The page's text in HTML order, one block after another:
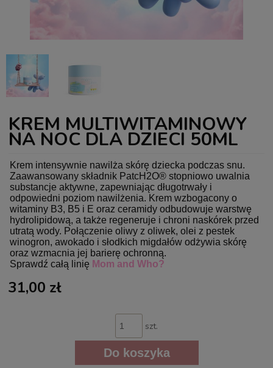
KREM MULTIWITAMINOWY
NA NOC DLA DZIECI 50ML
Krem intensywnie nawilża skórę dziecka podczas snu.
Zaawansowany składnik PatcH2O® stopniowo uwalnia
substancje aktywne, zapewniając długotrwały i
odpowiedni poziom nawilżenia. Krem wzbogacony o
witaminy B3, B5 i E oraz ceramidy odbudowuje warstwę
hydrolipidową, a także regeneruje i chroni naskórek przed
utratą wody. Połączenie oliwy z oliwek, olei z pestek
winogron, awokado i słodkich migdałów odżywia skórę
oraz wzmacnia jej barierę ochronną.
Sprawdź całą linię Mom and Who?
31,00 zł
szt.
Do koszyka